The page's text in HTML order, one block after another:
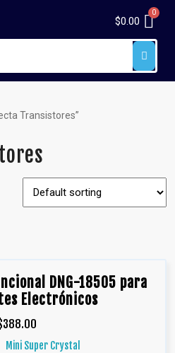
$0.00
Transistores”
DNG-18505 para
Electrónicos
388.00
Mini Super Crystal